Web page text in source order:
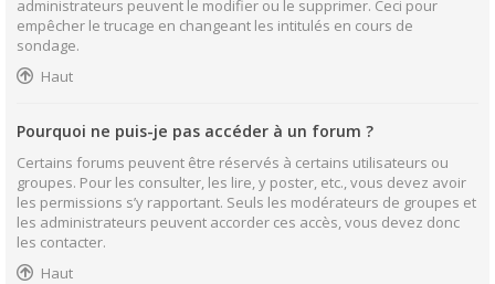
administrateurs peuvent le modifier ou le supprimer. Ceci pour
empêcher le trucage en changeant les intitulés en cours de
sondage.
Haut
Pourquoi ne puis-je pas accéder à un forum ?
Certains forums peuvent être réservés à certains utilisateurs ou
groupes. Pour les consulter, les lire, y poster, etc., vous devez avoir
les permissions s’y rapportant. Seuls les modérateurs de groupes et
les administrateurs peuvent accorder ces accès, vous devez donc
les contacter.
Haut